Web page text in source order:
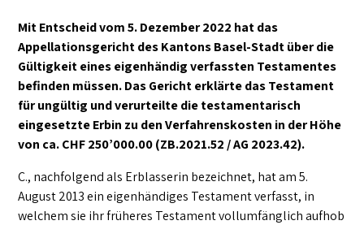
Mit Entscheid vom 5. Dezember 2022 hat das
Appellationsgericht des Kantons Basel-Stadt über die
Gültigkeit eines eigenhändig verfassten Testamentes
befinden müssen. Das Gericht erklärte das Testament
für ungültig und verurteilte die testamentarisch
eingesetzte Erbin zu den Verfahrenskosten in der Höhe
von ca. CHF 250’000.00 (ZB.2021.52 / AG 2023.42).
C., nachfolgend als Erblasserin bezeichnet, hat am 5.
August 2013 ein eigenhändiges Testament verfasst, in
welchem sie ihr früheres Testament vollumfänglich aufhob